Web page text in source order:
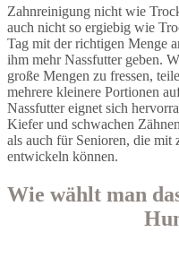
Zahnreinigung nicht wie
auch nicht so ergiebig wie
Tag mit der richtigen Menge
ihm mehr Nassfutter geben.
große Mengen zu fressen,
mehrere kleinere Portionen
Nassfutter eignet sich
Kiefer und schwachen
als auch für Senioren, die mit
entwickeln können.
Wie wählt man